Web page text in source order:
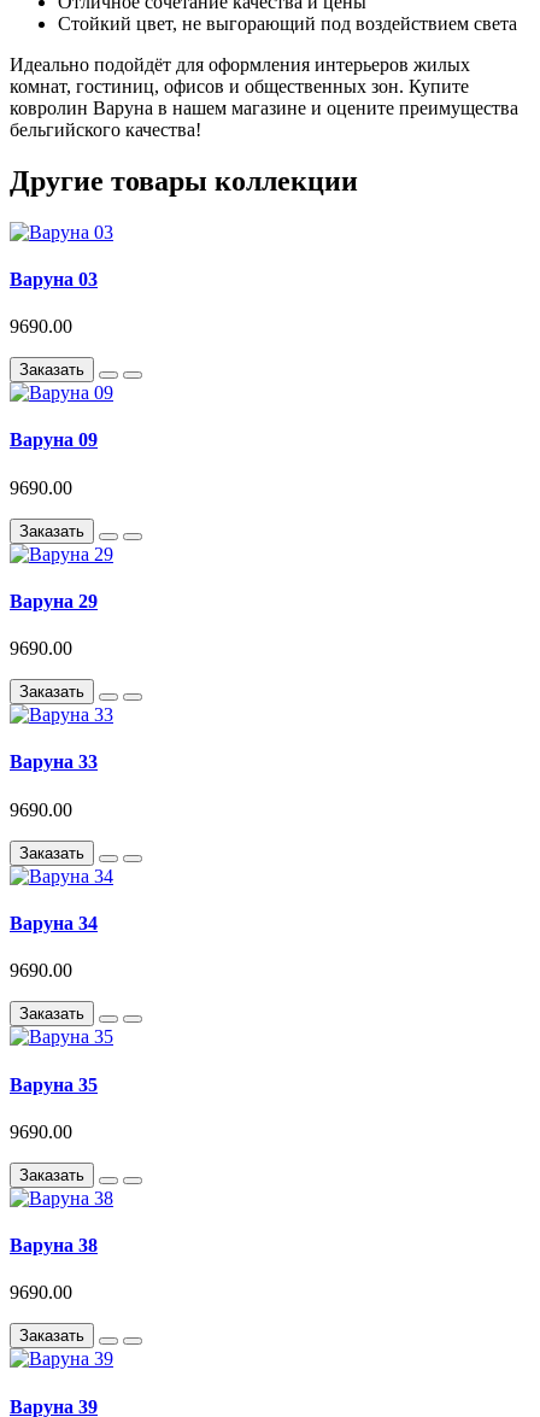
Стойкий цвет, не выгорающий под воздействием света
Идеально подойдёт для оформления интерьеров жилых
комнат, гостиниц, офисов и общественных зон. Купите
ковролин Варуна в нашем магазине и оцените преимущества
бельгийского качества!
Другие товары коллекции
Варуна 03
9690.00
Заказать
Варуна 09
9690.00
Заказать
Варуна 29
9690.00
Заказать
Варуна 33
9690.00
Заказать
Варуна 34
9690.00
Заказать
Варуна 35
9690.00
Заказать
Варуна 38
9690.00
Заказать
Варуна 39